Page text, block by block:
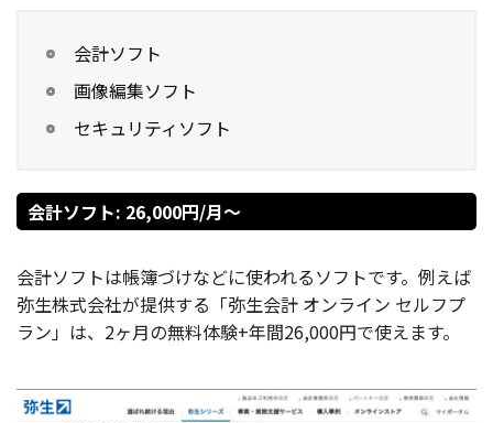
会計ソフト
画像編集ソフト
セキュリティソフト
会計ソフト: 26,000円/月〜
会計ソフトは帳簿づけなどに使われるソフトです。例えば
弥生株式会社が提供する「弥生会計 オンライン セルフプ
ラン」は、2ヶ月の無料体験+年間26,000円で使えます。